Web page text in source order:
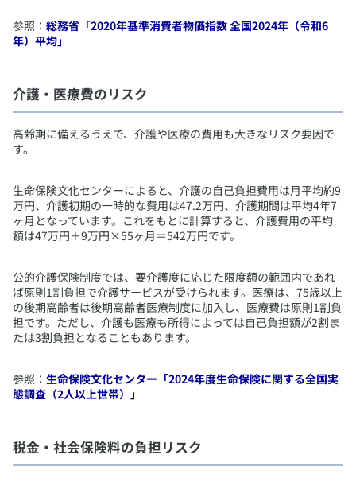
参照： 総務省「2020年基準消費者物価指数 全国2024年（令和6
年）平均」
​介護・医療費のリスク
​高齢期に備えるうえで、介護や医療の費用も大きなリスク要因で
す。
生命保険文化センターによると、介護の自己負担費用は月平均約9
万円、介護初期の一時的な費用は47.2万円、介護期間は平均4年7
ヶ月となっています。これをもとに計算すると、介護費用の平均
額は47万円＋9万円×55ヶ月＝542万円です。
公的介護保険制度では、要介護度に応じた限度額の範囲内であれ
ば原則1割負担で介護サービスが受けられます。医療は、75歳以上
の後期高齢者は後期高齢者医療制度に加入し、医療費は原則1割負
担です。ただし、介護も医療も所得によっては自己負担額が2割ま
たは3割負担となることもあります。
参照： 生命保険文化センター「2024年度生命保険に関する全国実
態調査（2人以上世帯）」
​税金・社会保険料の負担リスク